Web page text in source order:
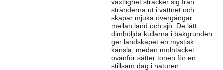
växtlighet sträcker sig från
stränderna ut i vattnet och
skapar mjuka övergångar
mellan land och sjö. De lätt
dimhöljda kullarna i bakgrunden
ger landskapet en mystisk
känsla, medan molntäcket
ovanför sätter tonen för en
stillsam dag i naturen.